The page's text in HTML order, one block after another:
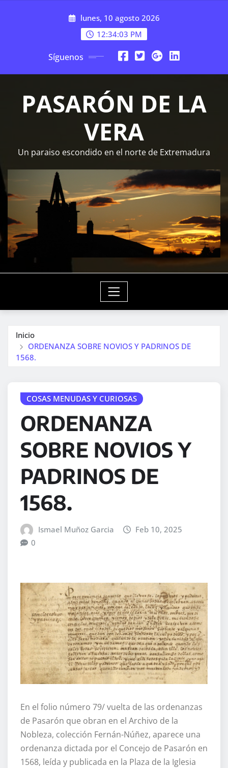
lunes, 10 agosto 2026
12:34:03 PM
Síguenos
PASARÓN DE LA
VERA
Un paraiso escondido en el norte de Extremadura
Inicio
ORDENANZA SOBRE NOVIOS Y PADRINOS DE
1568.
COSAS MENUDAS Y CURIOSAS
ORDENANZA
SOBRE NOVIOS Y
PADRINOS DE
1568.
Ismael Muñoz Garcia
Feb 10, 2025
0
En el folio número 79/ vuelta de las ordenanzas
de Pasarón que obran en el Archivo de la
Nobleza, colección Fernán-Núñez, aparece una
ordenanza dictada por el Concejo de Pasarón en
1568, leída y publicada en la Plaza de la Iglesia